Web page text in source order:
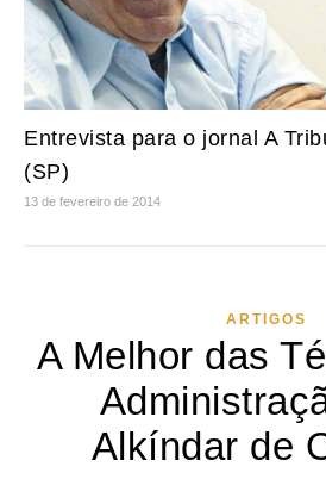
Entrevista para o jornal A
(SP)
13 de fevereiro de 2014
ARTIGOS
A Melhor das
Alkíndar de